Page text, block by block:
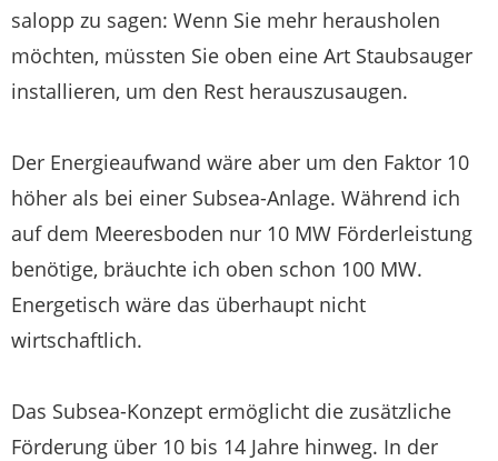
salopp zu sagen: Wenn Sie mehr herausholen
möchten, müssten Sie oben eine Art Staubsauger
installieren, um den Rest herauszusaugen.
Der Energieaufwand wäre aber um den Faktor 10
höher als bei einer Subsea-Anlage. Während ich
auf dem Meeresboden nur 10 MW Förderleistung
benötige, bräuchte ich oben schon 100 MW.
Energetisch wäre das überhaupt nicht
wirtschaftlich.
Das Subsea-Konzept ermöglicht die zusätzliche
Förderung über 10 bis 14 Jahre hinweg. In der